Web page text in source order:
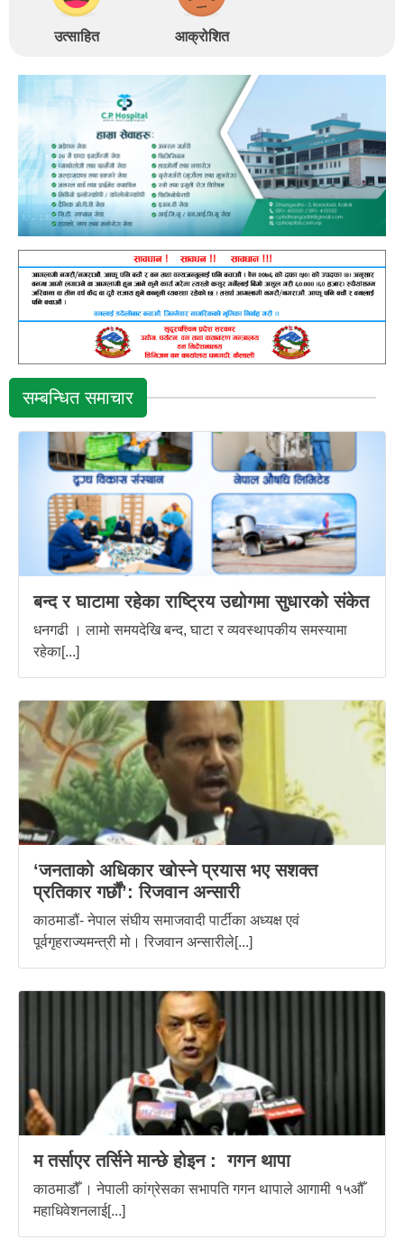
उत्साहित आक्रोशित
सम्बन्धित समाचार
बन्द र घाटामा रहेका राष्ट्रिय उद्योगमा सुधारको संकेत
धनगढी । लामो समयदेखि बन्द, घाटा र व्यवस्थापकीय समस्यामा
रहेका[...]
‘जनताको अधिकार खोस्ने प्रयास भए सशक्त
प्रतिकार गर्छौं’: रिजवान अन्सारी
काठमाडौं- नेपाल संघीय समाजवादी पार्टीका अध्यक्ष एवं
पूर्वगृहराज्यमन्त्री मो। रिजवान अन्सारीले[...]
म तर्साएर तर्सिने मान्छे होइन : गगन थापा
काठमाडौँ । नेपाली कांग्रेसका सभापति गगन थापाले आगामी १५औँ
महाधिवेशनलाई[...]